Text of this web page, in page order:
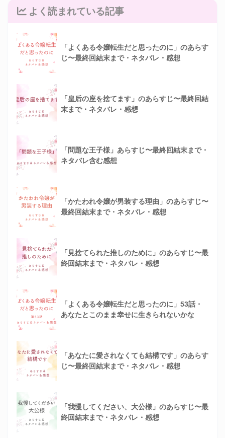
よく読まれている記事
「よくある令嬢転生だと思ったのに」のあらす
じ〜最終回結末まで・ネタバレ・感想
「皇后の座を捨てます」のあらすじ〜最終回結
末まで・ネタバレ・感想
「問題な王子様」あらすじ〜最終回結末まで・
ネタバレ含む感想
「かたわれ令嬢が男装する理由」のあらすじ〜
最終回結末まで・ネタバレ・感想
「見捨てられた推しのために」のあらすじ〜最
終回結末まで・ネタバレ・感想
「よくある令嬢転生だと思ったのに」53話・
あなたとこのまま幸せに生きられないかな
「あなたに愛されなくても結構です」のあらす
じ〜最終回結末まで・ネタバレ・感想
「我慢してください、大公様」のあらすじ〜最
終回結末まで・ネタバレ・感想